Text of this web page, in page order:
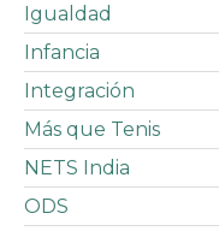
Igualdad
Infancia
Integración
Más que Tenis
NETS India
ODS